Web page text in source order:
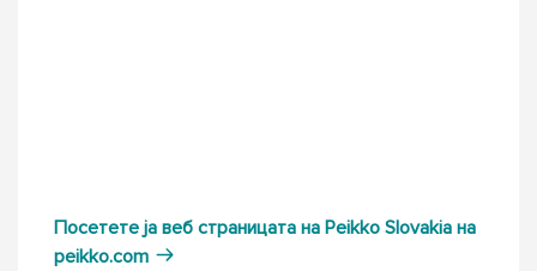
Посетете ја веб страницата на Peikko Slovakia нa
peikko.com